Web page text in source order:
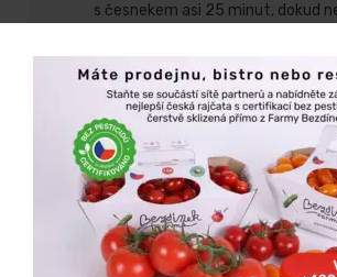
s česnekem asi 25 minut, dokud
Po vytažení z trouby opatrně
obracečkou česnek z plechu a
stroužky ze slupky přímo na
chleba, přidejte rajčata a
z pečeného česneku (ten si
v chladničce pro další vaření,
týdny).
Dobrou chuť!